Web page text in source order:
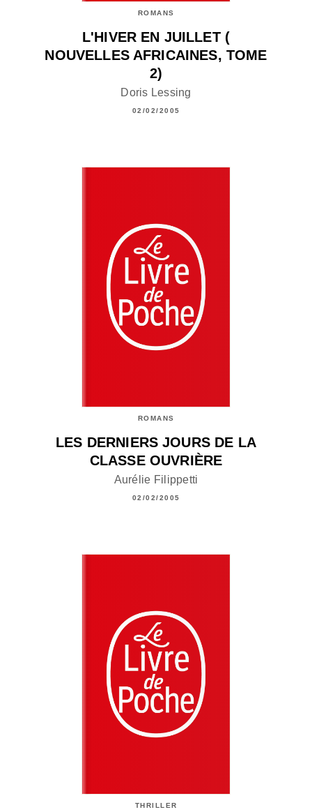
ROMANS
L'HIVER EN JUILLET (
NOUVELLES AFRICAINES, TOME
2)
Doris Lessing
02/02/2005
ROMANS
LES DERNIERS JOURS DE LA
CLASSE OUVRIÈRE
Aurélie Filippetti
02/02/2005
THRILLER